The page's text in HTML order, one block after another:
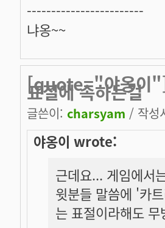
------------------------
냐옹~~
[quote="야옹이"]
표절에 속하는걸
글쓴이: charsyam / 작성
야옹이 wrote:
근데요... 게임에서
윗분들 말씀에 '카
는 표절이라해도